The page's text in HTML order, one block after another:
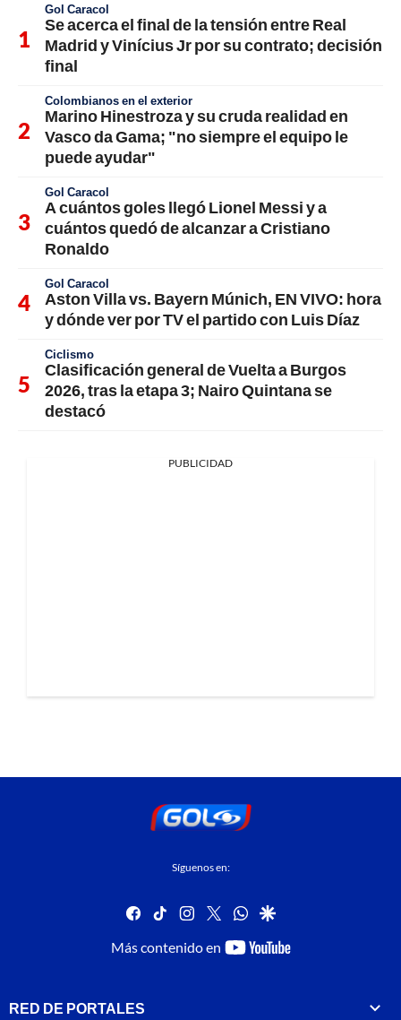
Gol Caracol
Se acerca el final de la tensión entre Real
Madrid y Vinícius Jr por su contrato; decisión
final
Colombianos en el exterior
Marino Hinestroza y su cruda realidad en
Vasco da Gama; "no siempre el equipo le
puede ayudar"
Gol Caracol
A cuántos goles llegó Lionel Messi y a
cuántos quedó de alcanzar a Cristiano
Ronaldo
Gol Caracol
Aston Villa vs. Bayern Múnich, EN VIVO: hora
y dónde ver por TV el partido con Luis Díaz
Ciclismo
Clasificación general de Vuelta a Burgos
2026, tras la etapa 3; Nairo Quintana se
destacó
PUBLICIDAD
Síguenos en:
facebook
tiktok instagram
twitterwhatsapp
google
Más contenido en
youtube-
RED DE PORTALES